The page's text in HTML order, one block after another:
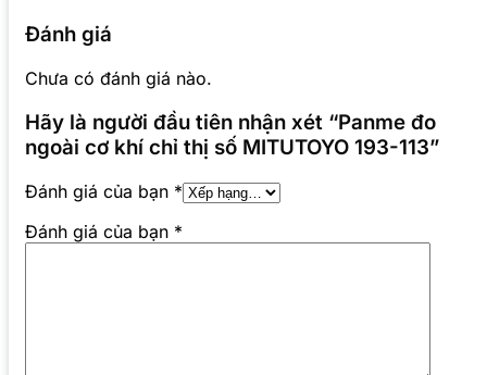
Đánh giá
Chưa có đánh giá nào.
Hãy là người đầu tiên nhận xét “Panme đo
ngoài cơ khí chỉ thị số MITUTOYO 193-113”
Đánh giá của bạn *
Đánh giá của bạn *